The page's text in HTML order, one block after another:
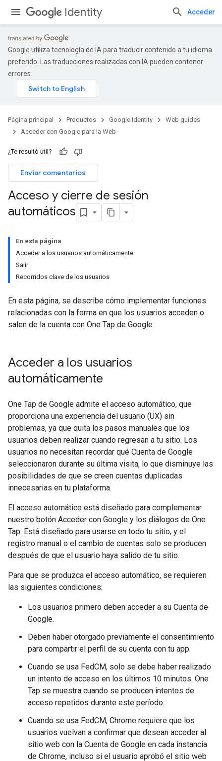
Identity Acceder
Google utiliza tecnología de IA para traducir contenido a tu idioma
preferido. Las traducciones realizadas con IA pueden contener
errores.
Página principal Productos Google Identity
Web guides
Acceder con Google para la Web
¿Te resultó útil?
Enviar comentarios
Acceso y cierre de sesión
automáticos
En esta página
Acceder a los usuarios automáticamente
Salir
Recorridos clave de los usuarios
En esta página, se describe cómo implementar funciones
relacionadas con la forma en que los usuarios acceden o
salen de la cuenta con One Tap de Google.
Acceder a los usuarios
automáticamente
One Tap de Google admite el acceso automático, que
proporciona una experiencia del usuario (UX) sin
problemas, ya que quita los pasos manuales que los
usuarios deben realizar cuando regresan a tu sitio. Los
usuarios no necesitan recordar qué Cuenta de Google
seleccionaron durante su última visita, lo que disminuye las
posibilidades de que se creen cuentas duplicadas
innecesarias en tu plataforma.
El acceso automático está diseñado para complementar
nuestro botón Acceder con Google y los diálogos de One
Tap. Está diseñado para usarse en todo tu sitio, y el
registro manual o el cambio de cuentas solo se producen
después de que el usuario haya salido de tu sitio.
Para que se produzca el acceso automático, se requieren
las siguientes condiciones:
Los usuarios primero deben acceder a su Cuenta de
Google.
Deben haber otorgado previamente el consentimiento
para compartir el perfil de su cuenta con tu app.
Cuando se usa FedCM, solo se debe haber realizado
un intento de acceso en los últimos 10 minutos. One
Tap se muestra cuando se producen intentos de
acceso repetidos durante este período.
Cuando se usa FedCM, Chrome requiere que los
usuarios vuelvan a confirmar que desean acceder al
sitio web con la Cuenta de Google en cada instancia
de Chrome, incluso si el usuario aprobó el sitio web